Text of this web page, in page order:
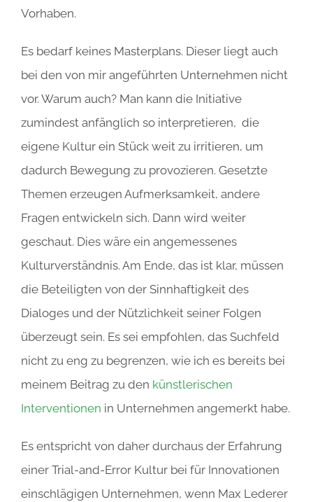
Vorhaben.
Es bedarf keines Masterplans. Dieser liegt auch
bei den von mir angeführten Unternehmen nicht
vor. Warum auch? Man kann die Initiative
zumindest anfänglich so interpretieren, die
eigene Kultur ein Stück weit zu irritieren, um
dadurch Bewegung zu provozieren. Gesetzte
Themen erzeugen Aufmerksamkeit, andere
Fragen entwickeln sich. Dann wird weiter
geschaut. Dies wäre ein angemessenes
Kulturverständnis. Am Ende, das ist klar, müssen
die Beteiligten von der Sinnhaftigkeit des
Dialoges und der Nützlichkeit seiner Folgen
überzeugt sein. Es sei empfohlen, das Suchfeld
nicht zu eng zu begrenzen, wie ich es bereits bei
meinem Beitrag zu den künstlerischen
Interventionen in Unternehmen angemerkt habe.
Es entspricht von daher durchaus der Erfahrung
einer Trial-and-Error Kultur bei für Innovationen
einschlägigen Unternehmen, wenn Max Lederer